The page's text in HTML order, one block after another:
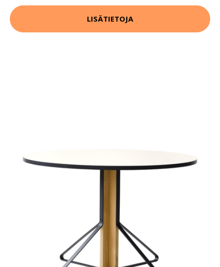
LISÄTIETOJA